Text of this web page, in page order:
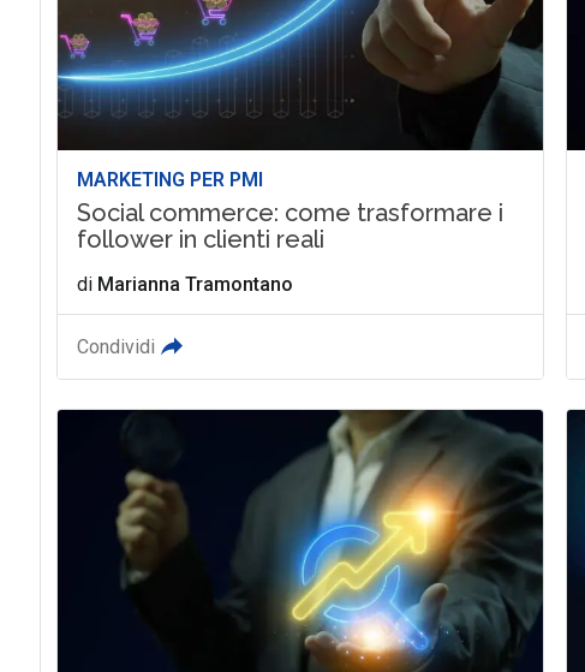
MARKETING PER PMI
Social commerce: come trasformare i
follower in clienti reali
di Marianna Tramontano
Condividi